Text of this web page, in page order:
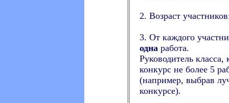
2. Возраст
3. От каждого
однаработа.
Руководитель
конкурс не более 5
(например, выбрав
конкурсе).